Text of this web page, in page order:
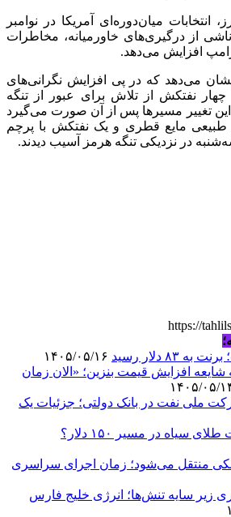
میان‌دوره‌ای آمریکا در نوامبر
از درگیری‌های خاورمیانه، مخاطرات
افزایش می‌دهد.
می‌دهد که در پی افزایش نگرانی‌های
چهار نفتکش از تلاش برای عبور از تنگه
تغییر مسیرها پس از آن صورت می‌گیرد
مایع قطری و یک نفتکش با پرچم
در نزدیکی تنگه هرمز آسیب دیدند.
https://
دلار رسید
افزایش قیمت بنزین؛ «الان زمان
ملی نفت در بانک دولتی؛ جزئیات یک
سیاه در مسیر ۱۵۰ دلار؟
منتقل می‌شود؛ زمان اجرای سراسری
دلاری زیر سایه تنش‌ها؛ انرژی خلیج فارس